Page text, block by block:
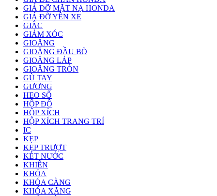
GIÁ ĐỠ MẶT NẠ HONDA
GIÁ ĐỠ YÊN XE
GIẮC
GIẢM XÓC
GIOĂNG
GIOĂNG ĐẦU BÒ
GIOĂNG LÁP
GIOĂNG TRÒN
GÙ TAY
GƯƠNG
HEO SỐ
HỘP ĐỒ
HỘP XÍCH
HỘP XÍCH TRANG TRÍ
IC
KẸP
KẸP TRƯỢT
KÉT NƯỚC
KHIỂN
KHÓA
KHÓA CÀNG
KHÓA XĂNG